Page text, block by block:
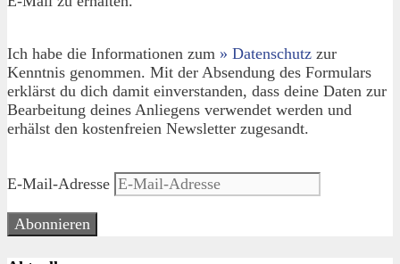
Ich habe die Informationen zum » Datenschutz zur
Kenntnis genommen. Mit der Absendung des Formulars
erklärst du dich damit einverstanden, dass deine Daten zur
Bearbeitung deines Anliegens verwendet werden und
erhälst den kostenfreien Newsletter zugesandt.
E-Mail-Adresse
Abonnieren